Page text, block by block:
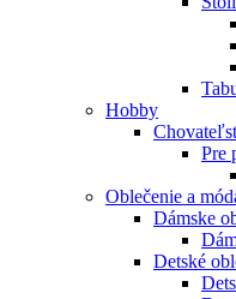
Hobby
Pre
Oblečenie a
Dámske
Detské